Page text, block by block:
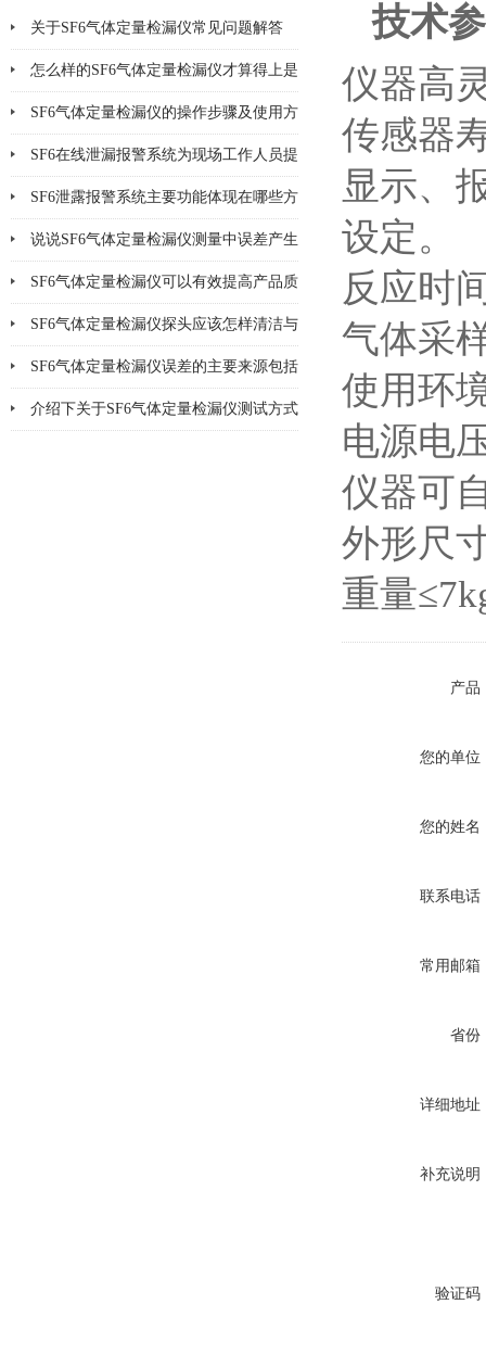
关于SF6气体定量检漏仪常见问题解答
怎么样的SF6气体定量检漏仪才算得上是
好产品
SF6气体定量检漏仪的操作步骤及使用方
法说明
SF6在线泄漏报警系统为现场工作人员提
供更多一层可靠保护
SF6泄露报警系统主要功能体现在哪些方
面
说说SF6气体定量检漏仪测量中误差产生
的8个因素
SF6气体定量检漏仪可以有效提高产品质
量
SF6气体定量检漏仪探头应该怎样清洁与
更换
SF6气体定量检漏仪误差的主要来源包括
哪8个方面
介绍下关于SF6气体定量检漏仪测试方式
技术
仪器高
传感器
显示、
设定。
反应时
气体采
使用环
电源电
仪器可
外形尺
重量
产品
您的单位
您的姓名
联系电话
常用邮箱
省份
详细地址
补充说明
验证码